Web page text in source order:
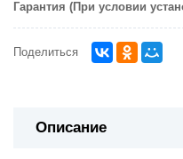
Гарантия (При условии
Поделиться
Описание